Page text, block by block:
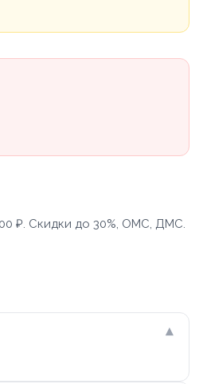
₽. Скидки до 30%, ОМС, ДМС.
▾